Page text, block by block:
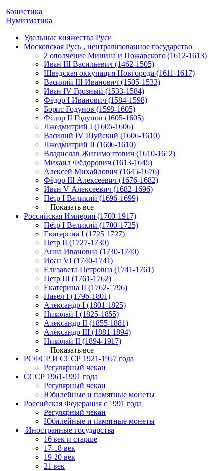
Бонистика
Нумизматика
Удельные княжества Руси
Московская Русь , централизованное государство
2 ополчение Минина и Пожарского (1612-1613)
Иван III Васильевич (1462-1505)
Шведская оккупация Новгорода (1611-1617)
Василий III Иванович (1505-1533)
Иван IV Грозный (1533-1584)
Фёдор I Иванович (1584-1598)
Борис Годунов (1598-1605)
Фёдор II Годунов (1605-1605)
Лжедмитрий I (1605-1606)
Василий IV Шуйский (1606-1610)
Лжедмитрий II (1606-1610)
Владислав Жигимонтович (1610-1612)
Михаил Фёдорович (1613-1645)
Алексей Михайлович (1645-1676)
Фёдор III Алексеевич (1676-1682)
Иван V Алексеевич (1682-1696)
Пётр I Великий (1696-1699)
+ Показать все
Российская Империя (1700-1917)
Пётр I Великий (1700-1725)
Екатерина I (1725-1727)
Петр II (1727-1730)
Анна Ивановна (1730-1740)
Иоан VI (1740-1741)
Елизавета Петровна (1741-1761)
Петр III (1761-1762)
Екатерина II (1762-1796)
Павел I (1796-1801)
Александр I (1801-1825)
Николай I (1825-1855)
Александр II (1855-1881)
Александр III (1881-1894)
Николай II (1894-1917)
+ Показать все
РСФСР И СССР 1921-1957 года
Регулярный чекан
СССР 1961-1991 года
Регулярный чекан
Юбилейные и памятные монеты
Российская Федерация с 1991 года
Регулярный чекан
Юбилейные и памятные монеты
Иностранные государства
16 век и старше
17-18 век
19-20 век
21 век